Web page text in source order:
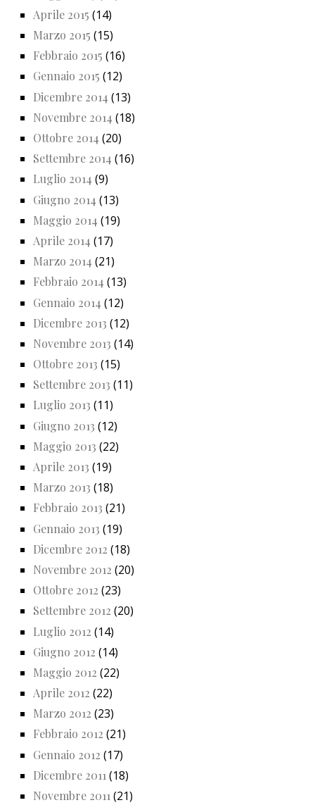
Aprile 2015 (14)
Marzo 2015 (15)
Febbraio 2015 (16)
Gennaio 2015 (12)
Dicembre 2014 (13)
Novembre 2014 (18)
Ottobre 2014 (20)
Settembre 2014 (16)
Luglio 2014 (9)
Giugno 2014 (13)
Maggio 2014 (19)
Aprile 2014 (17)
Marzo 2014 (21)
Febbraio 2014 (13)
Gennaio 2014 (12)
Dicembre 2013 (12)
Novembre 2013 (14)
Ottobre 2013 (15)
Settembre 2013 (11)
Luglio 2013 (11)
Giugno 2013 (12)
Maggio 2013 (22)
Aprile 2013 (19)
Marzo 2013 (18)
Febbraio 2013 (21)
Gennaio 2013 (19)
Dicembre 2012 (18)
Novembre 2012 (20)
Ottobre 2012 (23)
Settembre 2012 (20)
Luglio 2012 (14)
Giugno 2012 (14)
Maggio 2012 (22)
Aprile 2012 (22)
Marzo 2012 (23)
Febbraio 2012 (21)
Gennaio 2012 (17)
Dicembre 2011 (18)
Novembre 2011 (21)